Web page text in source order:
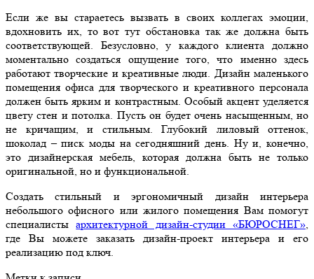
Если же вы стараетесь вызвать в своих коллегах эмоции,
вдохновить их, то вот тут обстановка так же должна быть
соответствующей. Безусловно, у каждого клиента должно
моментально создаться ощущение того, что именно здесь
работают творческие и креативные люди. Дизайн маленького
помещения офиса для творческого и креативного персонала
должен быть ярким и контрастным. Особый акцент уделяется
цвету стен и потолка. Пусть он будет очень насыщенным, но
не кричащим, и стильным. Глубокий лиловый оттенок,
шоколад – писк моды на сегодняшний день. Ну и, конечно,
это дизайнерская мебель, которая должна быть не только
оригинальной, но и функциональной.
Создать стильный и эргономичный дизайн интерьера
небольшого офисного или жилого помещения Вам помогут
специалистыархитектурной дизайн-студии «БЮРОСНЕГ»,
где Вы можете заказать дизайн-проект интерьера и его
реализацию под ключ.